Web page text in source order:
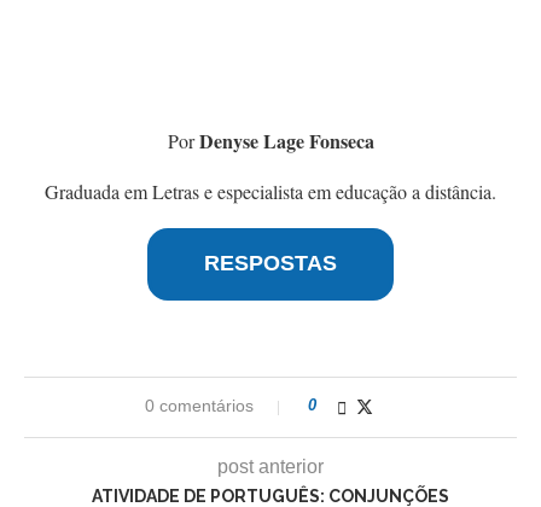
PorDenyse Lage Fonseca
Graduada em Letras e especialista em educação a distância.
RESPOSTAS
0 comentários 0
post anterior
ATIVIDADE DE PORTUGUÊS: CONJUNÇÕES